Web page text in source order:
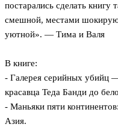
постарались сделать
смешной, местами
уютной». — Тима и Валя
В книге:
- Галерея серийных убийц
красавца Теда Банди до
- Маньяки пяти
Азия.